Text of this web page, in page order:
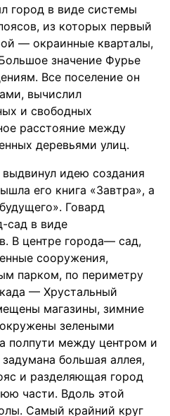
город в виде системы
из которых первый
— окраинные кварталы,
значение Фурье
Все поселение он
вычислил
и свободных
расстояние между
деревьями улиц.
идею создания
его книга «Завтра», а
Говард
сад в виде
В центре города— сад,
сооружения,
парком, по периметру
— Хрустальный
магазины, зимние
зелеными
полпути между центром и
большая аллея,
и разделяющая город
части. Вдоль этой
Самый крайний круг